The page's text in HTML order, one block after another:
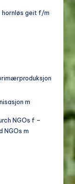
hornløs geit f/m
m
NGOs f –
NGOs m